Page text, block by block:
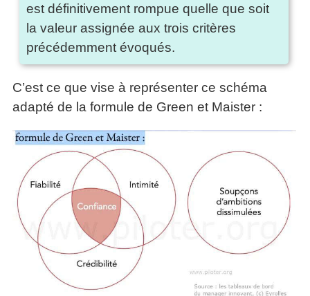
est définitivement rompue quelle que soit
la valeur assignée aux trois critères
précédemment évoqués.
C’est ce que vise à représenter ce schéma
adapté de la formule de Green et Maister :